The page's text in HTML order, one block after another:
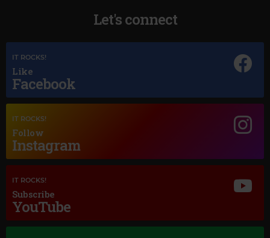
Magic Jazz
Let's connect
IT ROCKS!
Like
Facebook
IT ROCKS!
Follow
Instagram
IT ROCKS!
Subscribe
YouTube